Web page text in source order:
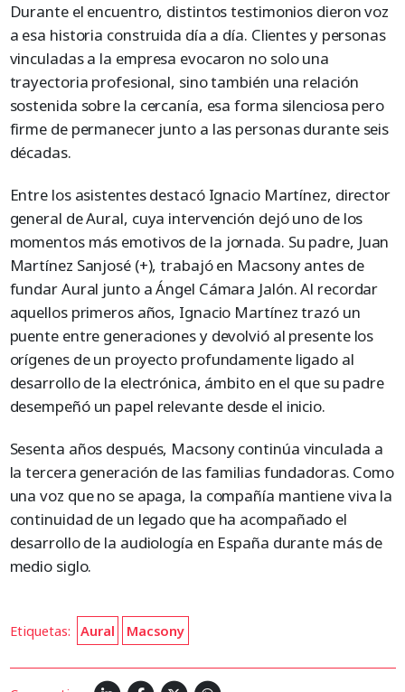
Durante el encuentro, distintos testimonios dieron voz
a esa historia construida día a día. Clientes y personas
vinculadas a la empresa evocaron no solo una
trayectoria profesional, sino también una relación
sostenida sobre la cercanía, esa forma silenciosa pero
firme de permanecer junto a las personas durante seis
décadas.
Entre los asistentes destacó Ignacio Martínez, director
general de Aural, cuya intervención dejó uno de los
momentos más emotivos de la jornada. Su padre, Juan
Martínez Sanjosé (+), trabajó en Macsony antes de
fundar Aural junto a Ángel Cámara Jalón. Al recordar
aquellos primeros años, Ignacio Martínez trazó un
puente entre generaciones y devolvió al presente los
orígenes de un proyecto profundamente ligado al
desarrollo de la electrónica, ámbito en el que su padre
desempeñó un papel relevante desde el inicio.
Sesenta años después, Macsony continúa vinculada a
la tercera generación de las familias fundadoras. Como
una voz que no se apaga, la compañía mantiene viva la
continuidad de un legado que ha acompañado el
desarrollo de la audiología en España durante más de
medio siglo.
Etiquetas: Aural Macsony